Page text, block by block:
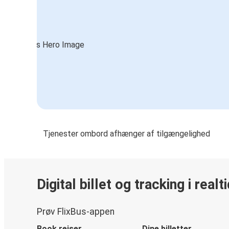
Tjenester ombord afhænger af tilgængelighed
Digital billet og tracking i
Prøv FlixBus-appen